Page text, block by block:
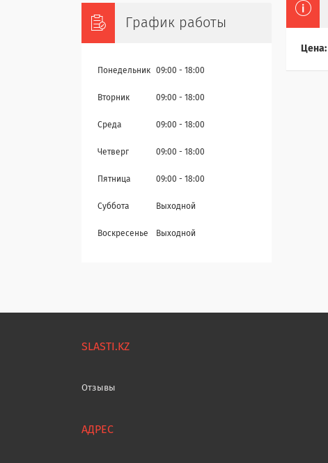
Цена:
График работы
Понедельник 09:00 18:00
Вторник 09:00 18:00
Среда 09:00 18:00
Четверг 09:00 18:00
Пятница 09:00 18:00
Суббота Выходной
Воскресенье Выходной
SLASTI.KZ
Отзывы